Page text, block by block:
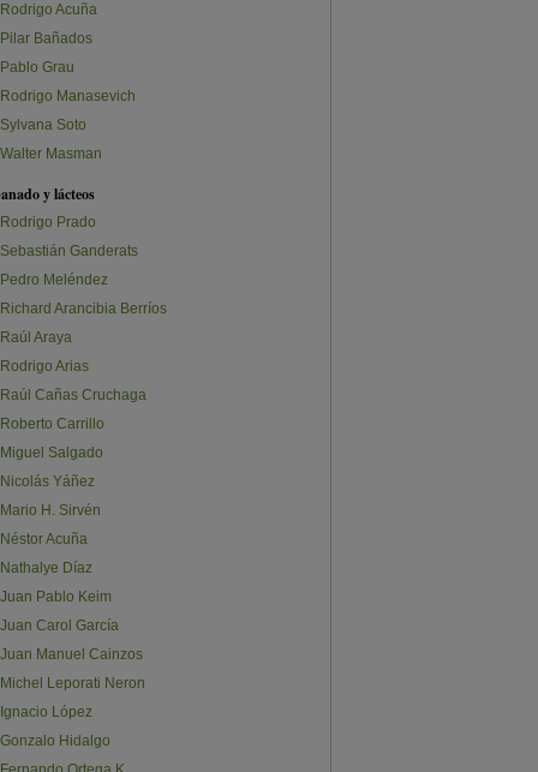
Rodrigo Acuña
Pilar Bañados
Pablo Grau
Rodrigo Manasevich
Sylvana Soto
Walter Masman
y lácteos
Rodrigo Prado
Sebastián Ganderats
Pedro Meléndez
Richard Arancibia Berríos
Raúl Araya
Rodrigo Arias
Raúl Cañas Cruchaga
Roberto Carrillo
Miguel Salgado
Nicolás Yáñez
Mario H. Sirvén
Néstor Acuña
Nathalye Díaz
Juan Pablo Keim
Juan Carol García
Juan Manuel Cainzos
Michel Leporati Neron
Ignacio López
Gonzalo Hidalgo